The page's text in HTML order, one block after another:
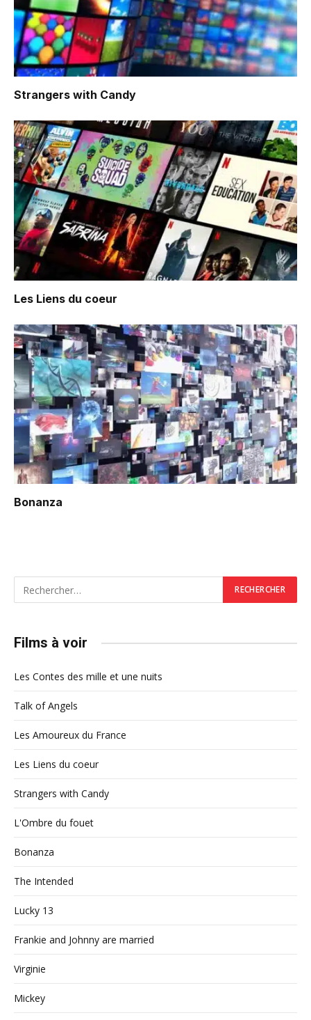
Strangers with Candy
Les Liens du coeur
Bonanza
Films à voir
Les Contes des mille et une nuits
Talk of Angels
Les Amoureux du France
Les Liens du coeur
Strangers with Candy
L'Ombre du fouet
Bonanza
The Intended
Lucky 13
Frankie and Johnny are married
Virginie
Mickey